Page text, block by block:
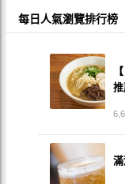
每日人氣瀏覽排行榜
推